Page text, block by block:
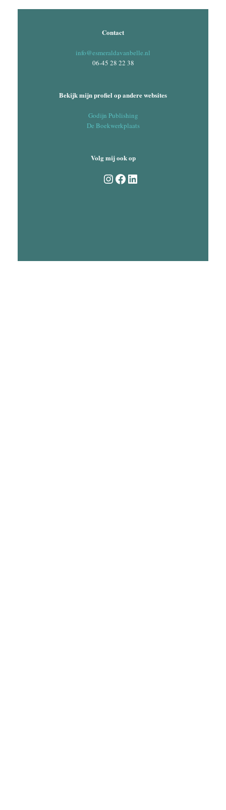
Contact
info@esmeraldavanbelle.nl
06-45 28 22 38
Bekijk mijn profiel op andere websites
Godijn Publishing
De Boekwerkplaats
Volg mij ook op
Instagram Facebook LinkedIn